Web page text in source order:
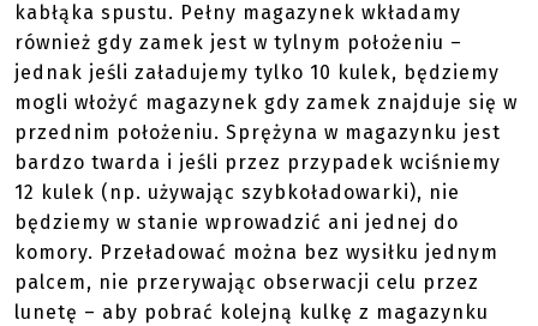
kabłąka spustu. Pełny magazynek wkładamy
również gdy zamek jest w tylnym położeniu –
jednak jeśli załadujemy tylko 10 kulek, będziemy
mogli włożyć magazynek gdy zamek znajduje się w
przednim położeniu. Sprężyna w magazynku jest
bardzo twarda i jeśli przez przypadek wciśniemy
12 kulek (np. używając szybkoładowarki), nie
będziemy w stanie wprowadzić ani jednej do
komory. Przeładować można bez wysiłku jednym
palcem, nie przerywając obserwacji celu przez
lunetę – aby pobrać kolejną kulkę z magazynku